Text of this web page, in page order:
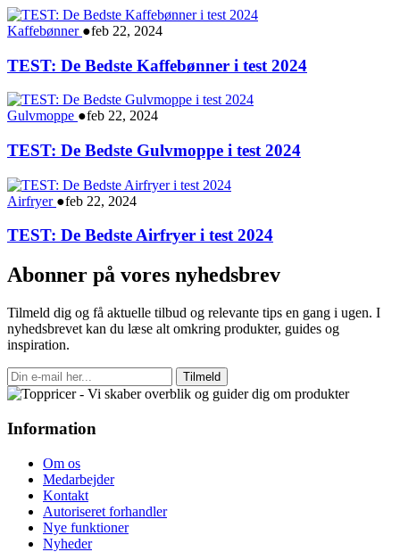
Kaffebønner ●feb 22, 2024
TEST: De Bedste Kaffebønner i test 2024
Gulvmoppe ●feb 22, 2024
TEST: De Bedste Gulvmoppe i test 2024
Airfryer ●feb 22, 2024
TEST: De Bedste Airfryer i test 2024
Abonner på vores nyhedsbrev
Tilmeld dig og få aktuelle tilbud og relevante tips en gang i ugen. I
nyhedsbrevet kan du læse alt omkring produkter, guides og
inspiration.
Tilmeld
Information
Om os
Medarbejder
Kontakt
Autoriseret forhandler
Nye funktioner
Nyheder